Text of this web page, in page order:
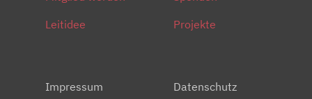
Leitidee
Projekte
Impressum Datenschutz